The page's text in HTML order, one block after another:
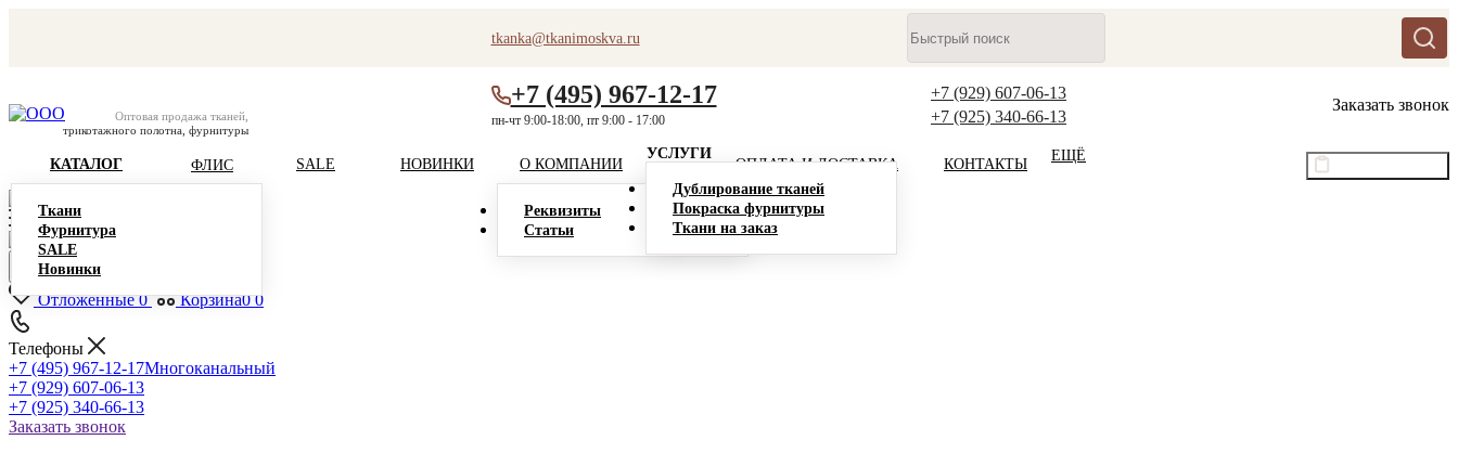
tkanka@tkanimoskva.ru
Оптовая продажа тканей,
трикотажного полотна, фурнитуры
+7 (495) 967-12-17
пн-чт 9:00-18:00, пт 9:00 - 17:00
+7 (929) 607-06-13
+7 (925) 340-66-13
Заказать звонок
КАТАЛОГ
Ткани
Фурнитура
SALE
Новинки
ФЛИС SALE НОВИНКИ О КОМПАНИИ
Реквизиты
Статьи
УСЛУГИ
Дублирование тканей
Покраска фурнитуры
Ткани на заказ
ОПЛАТА И ДОСТАВКА КОНТАКТЫ
ЕЩЁ
Отложенные 0 Корзина0 0
Телефоны
+7 (495) 967-12-17Многоканальный
+7 (929) 607-06-13
+7 (925) 340-66-13
Заказать звонок